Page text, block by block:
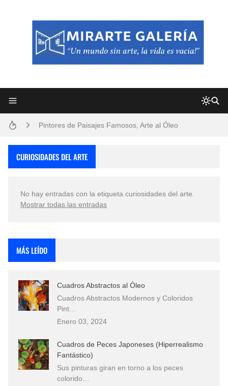
Pintores de Paisajes Famosos, Arte al Óleo
Que significan los cuadros de negras africanas?
El mundo del arte en pintura surrealista
CURIOSIDADES DEL ARTE
No hay entradas con la etiqueta curiosidades del arte
Mostrar todas las entradas
MÁS LEÍDO
Cuadros Abstractos al Óleo
Cuadros Abstractos Modernos y Coloridos
Pint…
Enero 03, 2024
Cuadros de Peces Japoneses (Hiperrealismo
Fantástico)
Sus pinturas giran en torno a los peces
colorido…